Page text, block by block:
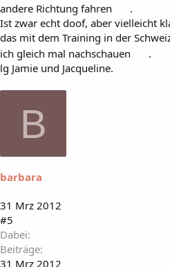
andere Richtung fahren
.
Ist zwar echt doof, aber vielleicht
das mit dem Training in der
ich gleich mal nachschauen
.
lg Jamie und Jacqueline.
B
barbara
31 Mrz 2012
#5
Dabei
Beiträge
31 Mrz 2012